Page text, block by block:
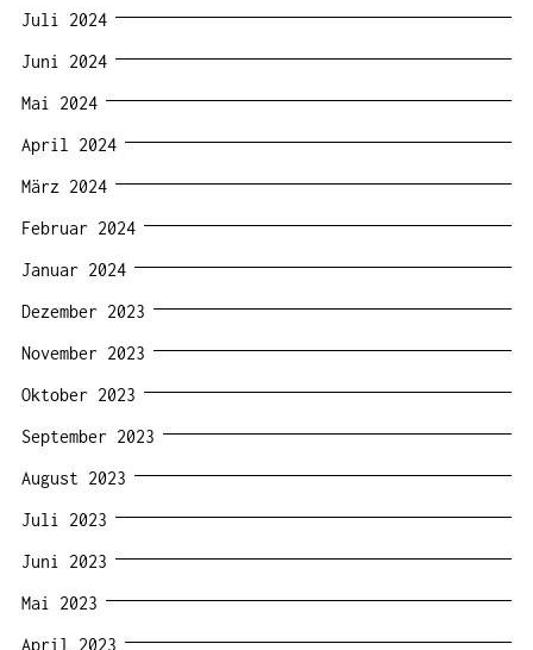
Juli 2024
Juni 2024
Mai 2024
April 2024
März 2024
Februar 2024
Januar 2024
Dezember 2023
November 2023
Oktober 2023
September 2023
August 2023
Juli 2023
Juni 2023
Mai 2023
April 2023